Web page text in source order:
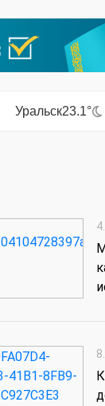
Уральск23.1°